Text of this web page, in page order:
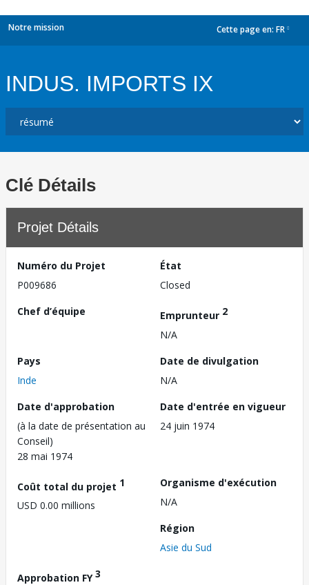
Notre mission Cette page en: FR
INDUS. IMPORTS IX
Clé Détails
Projet Détails
Numéro du Projet
P009686
État
Closed
Chef d’équipe
Emprunteur 2
N/A
Pays
Inde
Date de divulgation
N/A
Date d'approbation
(à la date de présentation au
Conseil)
28 mai 1974
Date d'entrée en vigueur
24 juin 1974
Coût total du projet 1
USD 0.00 millions
Organisme d'exécution
N/A
Région
Asie du Sud
Approbation FY3